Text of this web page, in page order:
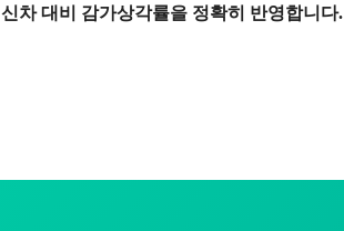
차 대비 감가상각률을 정확히 반영합니다.